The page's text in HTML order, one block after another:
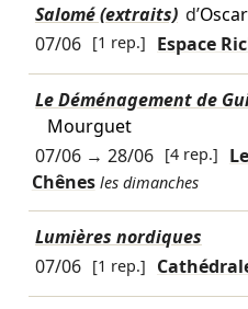
Salomé (extraits) d’
07/06 [1 rep.] Espace
Le Déménagement de
Mourguet
07/06→ 28/06 [4 rep.]
Chênes les dimanches
Lumières nordiques
07/06 [1 rep.]